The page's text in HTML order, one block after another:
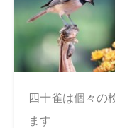
四十雀は個々の
ます